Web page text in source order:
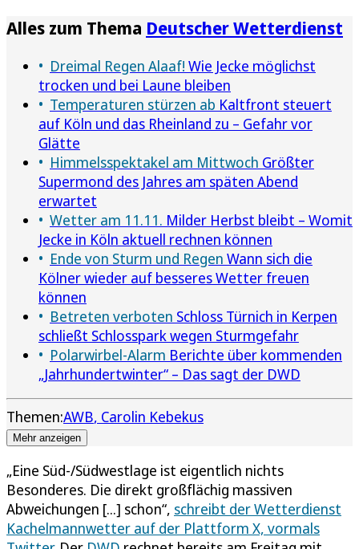
Alles zum Thema Deutscher Wetterdienst
Dreimal Regen Alaaf! Wie Jecke möglichst
trocken und bei Laune bleiben
Temperaturen stürzen ab Kaltfront steuert
auf Köln und das Rheinland zu – Gefahr vor
Glätte
Himmelsspektakel am Mittwoch Größter
Supermond des Jahres am späten Abend
erwartet
Wetter am 11.11. Milder Herbst bleibt – Womit
Jecke in Köln aktuell rechnen können
Ende von Sturm und Regen Wann sich die
Kölner wieder auf besseres Wetter freuen
können
Betreten verboten Schloss Türnich in Kerpen
schließt Schlosspark wegen Sturmgefahr
Polarwirbel-Alarm Berichte über kommenden
„Jahrhundertwinter“ – Das sagt der DWD
Themen:AWB Carolin Kebekus
Mehr anzeigen
„Eine Süd-/Südwestlage ist eigentlich nichts
Besonderes. Die direkt großflächig massiven
Abweichungen [...] schon“, schreibt der Wetterdienst
Kachelmannwetter auf der Plattform X, vormals